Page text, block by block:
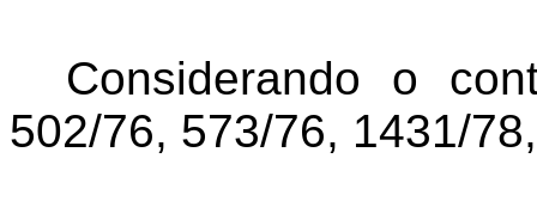
Considerando o
502/76, 573/76, 1431/